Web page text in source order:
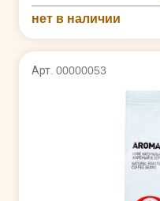
нет в наличии
Арт. 00000053